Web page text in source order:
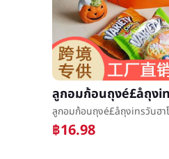
฿16.98